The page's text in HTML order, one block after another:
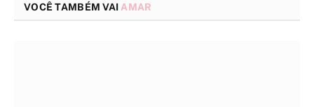
VOCÊ TAMBÉM VAI AMAR